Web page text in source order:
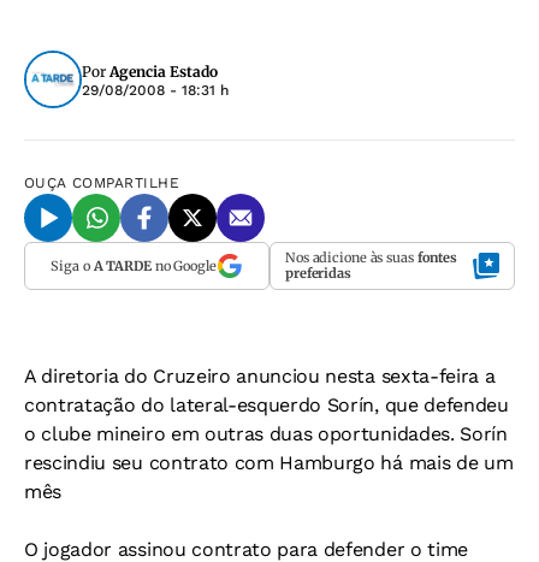
PorAgencia Estado
29/08/2008 - 18:31 h
OUÇA COMPARTILHE
Siga o A TARDEno Google Nos adicione às suas fontes
preferidas
A diretoria do Cruzeiro anunciou nesta sexta-feira a
contratação do lateral-esquerdo Sorín, que defendeu
o clube mineiro em outras duas oportunidades. Sorín
rescindiu seu contrato com Hamburgo há mais de um
mês
O jogador assinou contrato para defender o time